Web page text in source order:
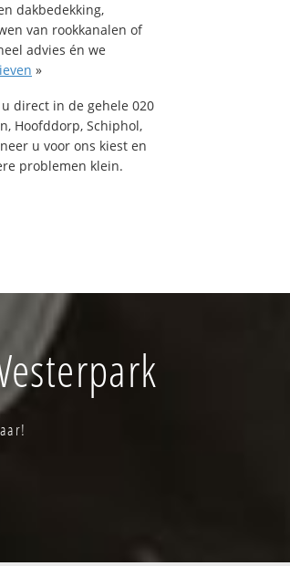
dakbedekking,
van rookkanalen of
advies én we
»
direct in de gehele 020
Hoofddorp, Schiphol,
u voor ons kiest en
problemen klein.